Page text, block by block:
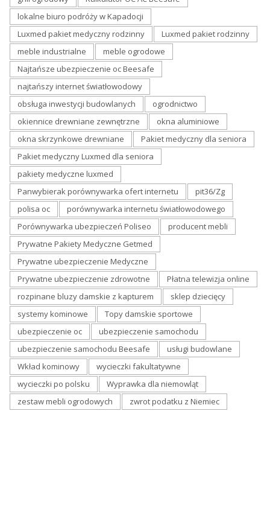
lokalne biuro podróży w Kapadocji
Luxmed pakiet medyczny rodzinny
Luxmed pakiet rodzinny
meble industrialne
meble ogrodowe
Najtańsze ubezpieczenie oc Beesafe
najtańszy internet światłowodowy
obsługa inwestycji budowlanych
ogrodnictwo
okiennice drewniane zewnętrzne
okna aluminiowe
okna skrzynkowe drewniane
Pakiet medyczny dla seniora
Pakiet medyczny Luxmed dla seniora
pakiety medyczne luxmed
Panwybierak porównywarka ofert internetu
pit36/Zg
polisa oc
porównywarka internetu światłowodowego
Porównywarka ubezpieczeń Poliseo
producent mebli
Prywatne Pakiety Medyczne Getmed
Prywatne ubezpieczenie Medyczne
Prywatne ubezpieczenie zdrowotne
Płatna telewizja online
rozpinane bluzy damskie z kapturem
sklep dziecięcy
systemy kominowe
Topy damskie sportowe
ubezpieczenie oc
ubezpieczenie samochodu
ubezpieczenie samochodu Beesafe
usługi budowlane
Wkład kominowy
wycieczki fakultatywne
wycieczki po polsku
Wyprawka dla niemowląt
zestaw mebli ogrodowych
zwrot podatku z Niemiec